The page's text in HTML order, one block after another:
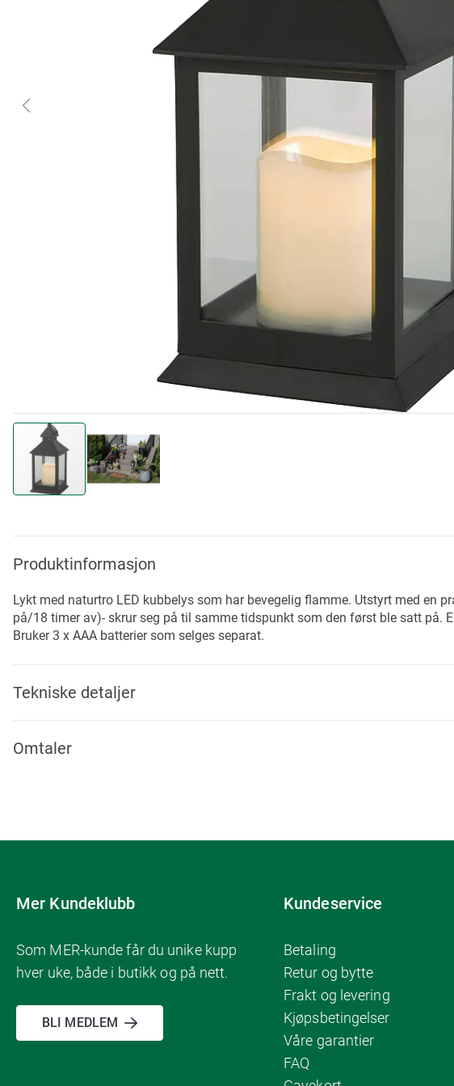
the
beginning
the
images
gallery
Produktinformasjon
Lykt med naturtro LED kubbelys som har bevegelig flamme. Utstyrt med en
på/18 timer av)- skrur seg på til samme tidspunkt som den først ble satt på.
Bruker 3 x AAA batterier som selges separat.
Tekniske detaljer
Omtaler
Mer Kundeklubb
Som MER-kunde får du unike kupp
hver uke, både i butikk og på nett.
BLI MEDLEM
Kundeservice
Betaling
Retur og bytte
Frakt og levering
Kjøpsbetingelser
Våre garantier
FAQ